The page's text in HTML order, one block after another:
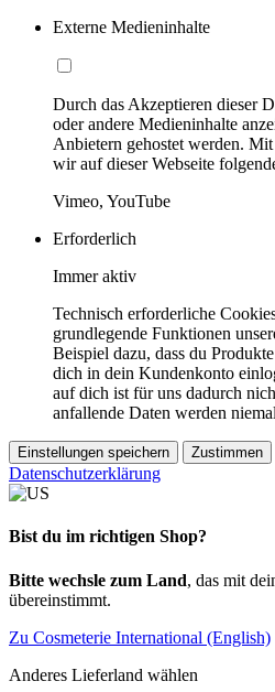
Externe Medieninhalte
Durch das Akzeptieren dieser
oder andere Medieninhalte
Anbietern gehostet werden.
wir auf dieser Webseite
Vimeo, YouTube
Erforderlich
Immer aktiv
Technisch erforderliche
grundlegende Funktionen
Beispiel dazu, dass du
dich in dein Kundenkonto
auf dich ist für uns dadurch
anfallende Daten werden
Einstellungen speichern Zustimmen
Datenschutzerklärung
Bist du im richtigen Shop?
Bitte wechsle zum Land, das mit
übereinstimmt.
Zu Cosmeterie International (English)
Anderes Lieferland wählen